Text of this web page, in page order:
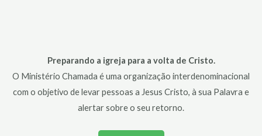
Preparando a igreja para a volta de Cristo.
O Ministério Chamada é uma organização interdenominacional
com o objetivo de levar pessoas a Jesus Cristo, à sua Palavra e
alertar sobre o seu retorno.